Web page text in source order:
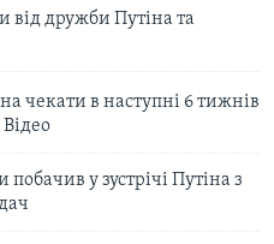
від дружби Путіна та
чекати в наступні 6 тижнів
у зустрічі Путіна з